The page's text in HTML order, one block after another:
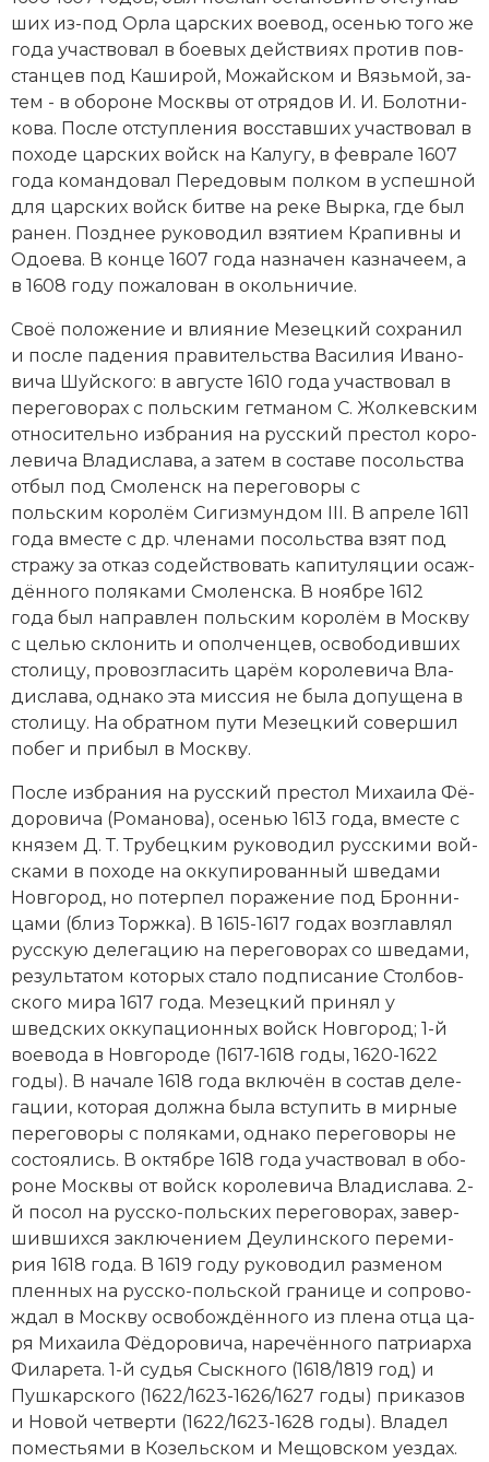
Новая история
Новейшая история
Нумизматика
Образование
Общественные объединения и организации
Политическая история
Религия и церковь
Россия
Северная Америка
Социально-экономическая история
Специальные исторические дисциплины
СССР
Южная Америка
ших из-под Ор­ла цар­ских вое­вод, осе­нью то­го же
го­да уча­ст­во­вал в бое­вых дей­ст­ви­ях про­тив пов­
стан­цев под Ка­ши­рой, Мо­жай­ском и Вязь­мой, за­
тем - в обо­ро­не Мо­ск­вы от от­ря­дов И. И. Бо­лот­ни­
ко­ва. По­сле от­сту­п­ле­ния вос­став­ших уча­ст­во­вал в
по­хо­де цар­ских войск на Ка­лу­гу, в феврале 1607
года ко­ман­до­вал Пе­ре­до­вым пол­ком в ус­пеш­ной
для цар­ских войск бит­ве на реке Выр­ка, где был
ра­нен. Позд­нее ру­ко­во­дил взя­ти­ем Кра­пив­ны и
Одое­ва. В конце 1607 года на­зна­чен ка­зна­че­ем, а
в 1608 году по­жа­ло­ван в околь­ни­чие.
Своё по­ло­же­ние и влия­ние Мезецкий со­хра­нил
и по­сле па­де­ния пра­витель­ст­ва Ва­си­лия Ива­но­
ви­ча Шуй­ско­го: в августе 1610 года уча­ст­во­вал в
пе­ре­го­во­рах с поль­ским гет­ма­ном С. Жол­кев­ским
от­но­си­тель­но из­бра­ния на русский пре­стол ко­ро­
ле­ви­ча Вла­ди­сла­ва, а за­тем в со­ста­ве по­соль­ст­ва
от­был под Смо­ленск на пе­ре­го­во­ры с
польским ко­ро­лём Си­гиз­мун­дом III. В апреле 1611
года вме­сте с др. чле­на­ми по­соль­ст­ва взят под
стра­жу за от­каз со­дей­ст­во­вать ка­пи­ту­ля­ции оса­ж­
дён­но­го по­ля­ка­ми Смо­лен­ска. В но­ябре 1612
года был на­прав­лен польским ко­ро­лём в Мо­ск­ву
с це­лью скло­нить и опол­чен­цев, ос­во­бо­див­ших
сто­ли­цу, про­воз­гла­сить ца­рём ко­ро­ле­ви­ча Вла­
ди­сла­ва, од­на­ко эта мис­сия не бы­ла до­пу­ще­на в
сто­ли­цу. На об­рат­ном пу­ти Мезецкий со­вер­шил
по­бег и при­был в Мо­ск­ву.
По­сле из­бра­ния на русский пре­стол Ми­хаи­ла Фё­
до­ро­ви­ча (Ро­ма­но­ва), осе­нью 1613 года, вме­сте с
князем Д. Т. Тру­бец­ким ру­ко­во­дил русскими вой­
ска­ми в по­хо­де на ок­ку­пи­ро­ван­ный шве­да­ми
Нов­го­род, но по­тер­пел по­ра­же­ние под Брон­ни­
ца­ми (близ Торж­ка). В 1615-1617 годах воз­глав­лял
русскую де­ле­га­цию на пе­ре­го­во­рах со шве­да­ми,
ре­зуль­та­том ко­то­рых ста­ло под­пи­са­ние Стол­бов­
ско­го ми­ра 1617 года. Мезецкий при­нял у
шведских ок­ку­пационных войск Нов­го­род; 1-й
вое­во­да в Нов­го­ро­де (1617-1618 годы, 1620-1622
годы). В начале 1618 года вклю­чён в со­став де­ле­
га­ции, ко­то­рая долж­на бы­ла всту­пить в мир­ные
пе­ре­го­во­ры с по­ля­ка­ми, од­на­ко пе­ре­го­во­ры не
со­стоя­лись. В октябре 1618 года уча­ст­во­вал в обо­
ро­не Мо­ск­вы от войск ко­ро­ле­ви­ча Вла­ди­сла­ва. 2-
й по­сол на русско-польских пе­ре­го­во­рах, за­вер­
шив­ших­ся за­клю­че­ни­ем Де­улин­ско­го пе­ре­ми­
рия 1618 года. В 1619 году ру­ко­во­дил раз­ме­ном
плен­ных на русско-польской гра­ни­це и со­про­во­
ж­дал в Мо­ск­ву ос­во­бо­ж­дён­но­го из пле­на от­ца ца­
ря Ми­хаи­ла Фё­до­ро­ви­ча, на­ре­чён­но­го пат­ри­ар­ха
Фи­ла­ре­та. 1-й су­дья Сы­ск­но­го (1618/1819 год) и
Пуш­кар­ско­го (1622/1623-1626/1627 годы) при­ка­зов
и Но­вой чет­вер­ти (1622/1623-1628 годы). Вла­дел
по­ме­сть­я­ми в Ко­зель­ском и Ме­щов­ском уез­дах.